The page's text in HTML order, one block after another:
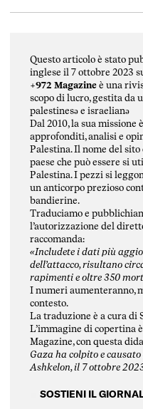
Questo articolo è stato
inglese il 7 ottobre 2023
+972 Magazineè una
scopo di lucro, gestita da
palestinesə e israelianə
Dal 2010, la sua
approfonditi, analisi e
Palestina. Il nome del
paese che può essere si
Palestina. I pezzi si
un anticorpo prezioso
bandierine.
Traduciamo e
l’autorizzazione del
raccomanda:
«Includete i dati più
dell’attacco, risultano
rapimenti e oltre 350
I numeri aumenteranno,
contesto.
La traduzione è a cura di
L’immagine di copertina
Magazine, con questa
Gaza ha colpito e
Ashkelon, il 7 ottobre
SOSTIENI IL